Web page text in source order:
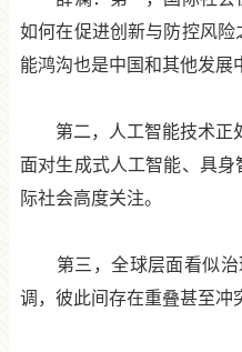
如何在促进创新与防控风
能鸿沟也是中国和其他发展
第二，人工智能技术正处
面对生成式人工智能、具
际社会高度关注。
第三，全球层面看似治
调，彼此间存在重叠甚至冲